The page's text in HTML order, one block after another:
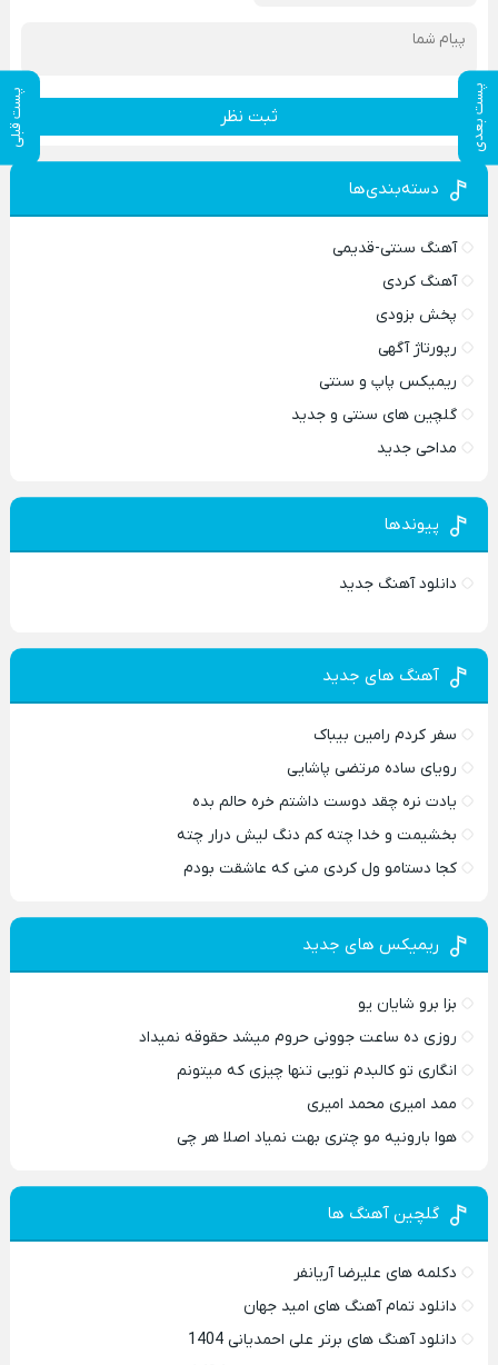
پست بعدی پست قبلی ثبت نظر
دسته‌بندی‌ها
آهنگ سنتی-قدیمی
آهنگ کردی
پخش بزودی
رپورتاژ آگهی
ریمیکس پاپ و سنتی
گلچین های سنتی و جدید
مداحی جدید
پیوندها
دانلود آهنگ جدید
آهنگ های جدید
سفر کردم رامین بیباک
رویای ساده مرتضی پاشایی
یادت نره چقد دوست داشتم خره حالم بده
بخشیمت و خدا چته کم دنگ لیش درار چته
کجا دستامو ول کردی منی که عاشقت بودم
ریمیکس های جدید
بزا برو شایان یو
روزی ده ساعت جوونی حروم میشد حقوقه نمیداد
انگاری تو کالبدم تویی تنها چیزی که میتونم
ممد امیری محمد امیری
هوا بارونیه مو چتری بهت نمیاد اصلا هر چی
گلچین آهنگ ها
دکلمه های علیرضا آریانفر
دانلود تمام آهنگ های امید جهان
دانلود آهنگ های برتر علی احمدیانی 1404